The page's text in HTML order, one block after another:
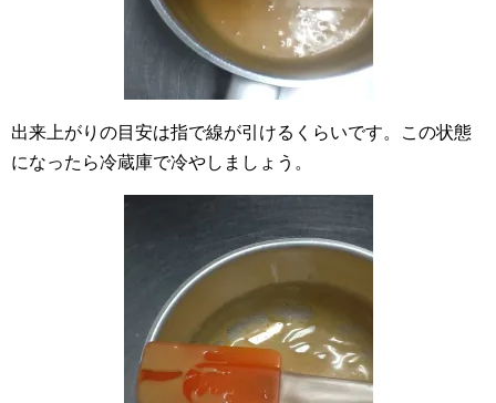
出来上がりの目安は指で線が引けるくらいです。この状態
になったら冷蔵庫で冷やしましょう。